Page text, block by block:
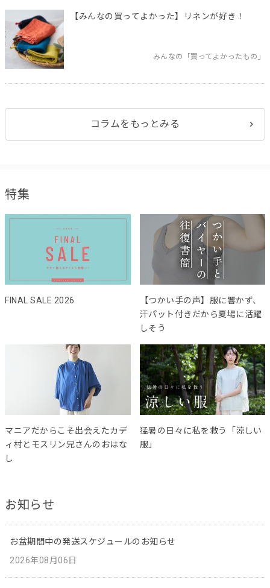
【みんなの買ってよかった】リネンが好き！
みんなの「買ってよかったもの」
コラムをもっとみる
特集
FINAL SALE 2026
【つかい手の声】服に響かず、
汗パット付きだから夏場に活躍
しそう
マニアだからこそ出会えたカデ
ィ村とモスリン兄さんのおはな
し
猛暑の日々に私を救う「涼しい
服」
お知らせ
お盆期間中の発送スケジュールのお知らせ
2026年08月06日